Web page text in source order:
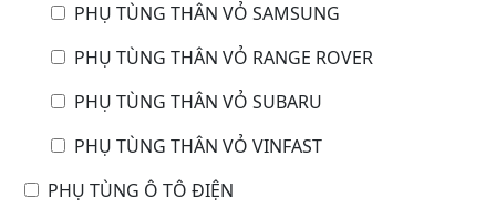
PHỤ TÙNG THÂN VỎ SAMSUNG
PHỤ TÙNG THÂN VỎ RANGE ROVER
PHỤ TÙNG THÂN VỎ SUBARU
PHỤ TÙNG THÂN VỎ VINFAST
PHỤ TÙNG Ô TÔ ĐIỆN